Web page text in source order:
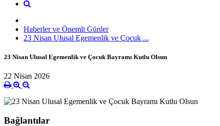
Haberler ve Önemli Günler
23 Nisan Ulusal Egemenlik ve Çocuk ...
23 Nisan Ulusal Egemenlik ve Çocuk Bayramı Kutlu Olsun
22 Nisan 2026
Bağlantılar